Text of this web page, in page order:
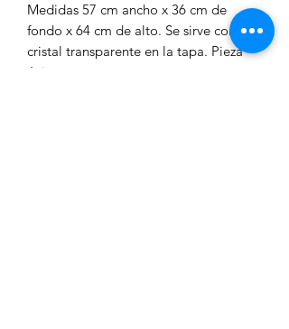
Medidas 57 cm ancho x 36 cm de
fondo x 64 cm de alto. Se sirve con
cristal transparente en la tapa. Pieza
única.